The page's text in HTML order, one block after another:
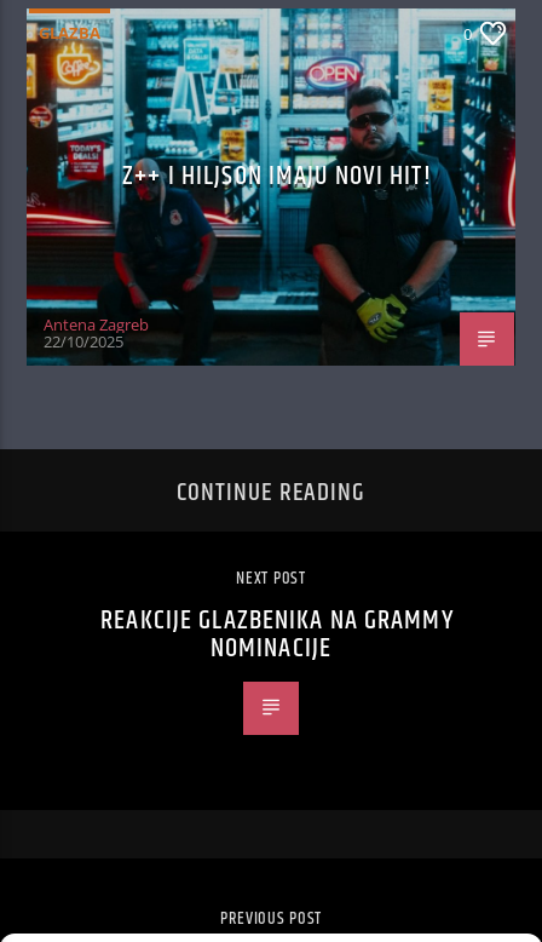
GLAZBA 0
Z++ I HILJSON IMAJU NOVI HIT!
Antena Zagreb
22/10/2025
CONTINUE READING
NEXT POST
REAKCIJE GLAZBENIKA NA GRAMMY
NOMINACIJE
PREVIOUS POST